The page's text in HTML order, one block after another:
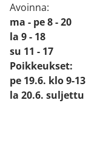
Avoinna:
ma - pe 8 - 20
la 9 - 18
su 11 - 17
Poikkeukset:
pe 19.6. klo 9-13
la 20.6. suljettu